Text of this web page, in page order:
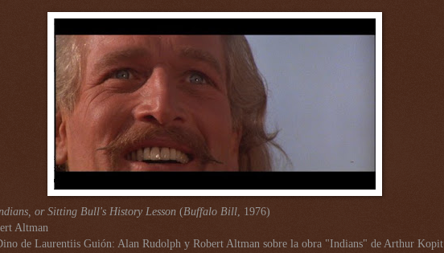
or Sitting Bull's History Lesson (Buffalo Bill , 1976)
Altman
de Laurentiis Guión: Alan Rudolph y Robert Altman sobre la obra "Indians" de Arthur Kopit